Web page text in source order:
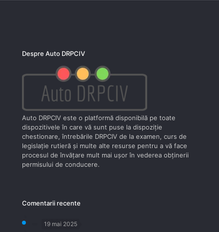
Despre Auto DRPCIV
Auto DRPCIV este o platformă disponibilă pe toate
dispozitivele în care vă sunt puse la dispoziţie
chestionare, întrebările DRPCIV de la examen, curs de
legislaţie rutieră şi multe alte resurse pentru a vă face
procesul de învăţare mult mai uşor în vederea obţinerii
permisului de conducere.
Comentarii recente
19 mai 2025